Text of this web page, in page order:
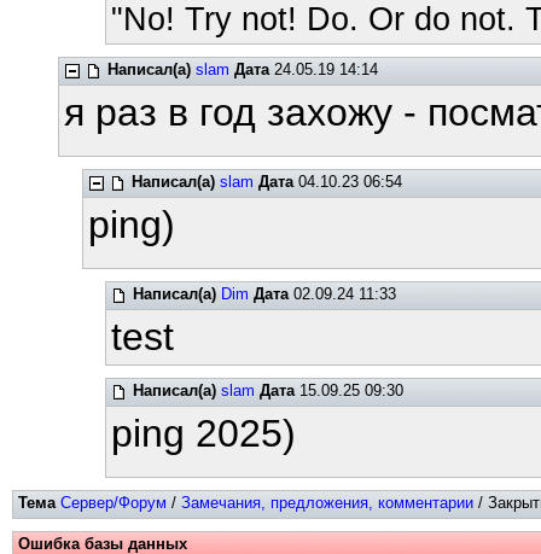
"No! Try not! Do. Or do not.
Написал(а) slam Дата24.05.19 14:14
я раз в год захожу -
Написал(а) slam Дата04.10.23 06:54
ping)
Написал(а) Dim Дата02.09.24 11:33
test
Написал(а) slam Дата15.09.25 09:30
ping 2025)
Тема Сервер/Форум / Замечания, предложения, комментарии /
Ошибка базы данных